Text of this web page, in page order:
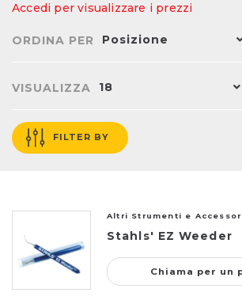
Accedi per visualizzare i prezzi
ORDINA PER Posizione
VISUALIZZA 18
FILTER BY
Altri Strumenti e
Stahls' EZ Weeder
Chiama per un